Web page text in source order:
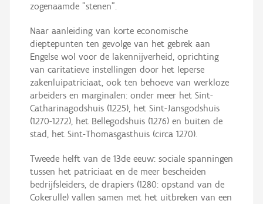
zogenaamde "stenen".
Naar aanleiding van korte economische
dieptepunten ten gevolge van het gebrek aan
Engelse wol voor de lakennijverheid, oprichting
van caritatieve instellingen door het Ieperse
zakenluipatriciaat, ook ten behoeve van werkloze
arbeiders en marginalen: onder meer het Sint-
Catharinagodshuis (1225), het Sint-Jansgodshuis
(1270-1272), het Bellegodshuis (1276) en buiten de
stad, het Sint-Thomasgasthuis (circa 1270).
Tweede helft van de 13de eeuw: sociale spanningen
tussen het patriciaat en de meer bescheiden
bedrijfsleiders, de drapiers (1280: opstand van de
Cokerulle) vallen samen met het uitbreken van een